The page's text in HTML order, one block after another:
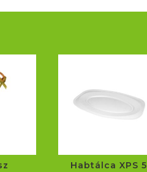
Habtálca XPS 5